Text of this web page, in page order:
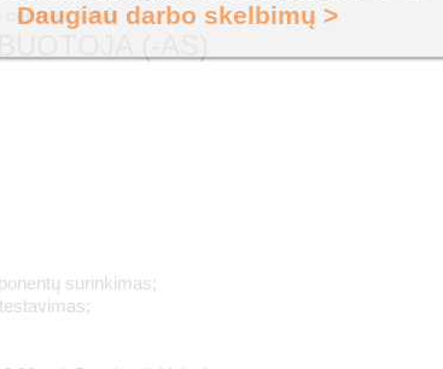
UAB
(-AS)
surinkimas;
Daugiau darbo skelbimų >